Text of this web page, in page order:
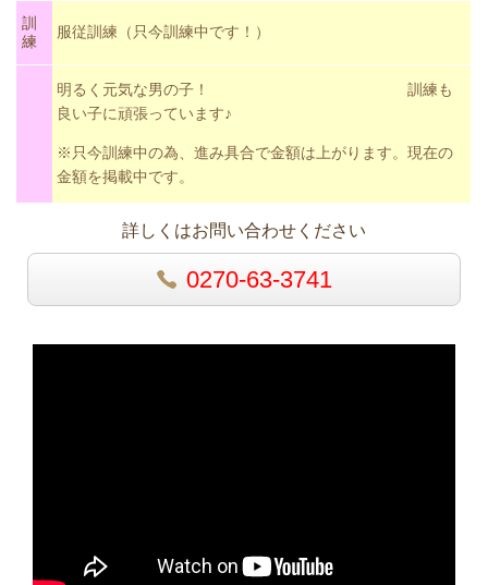
訓
練
服従訓練（只今訓練中です！）
明るく元気な男の子！ 訓練も
良い子に頑張っています♪
※只今訓練中の為、進み具合で金額は上がります。現在の
金額を掲載中です。
詳しくはお問い合わせください
0270-63-3741